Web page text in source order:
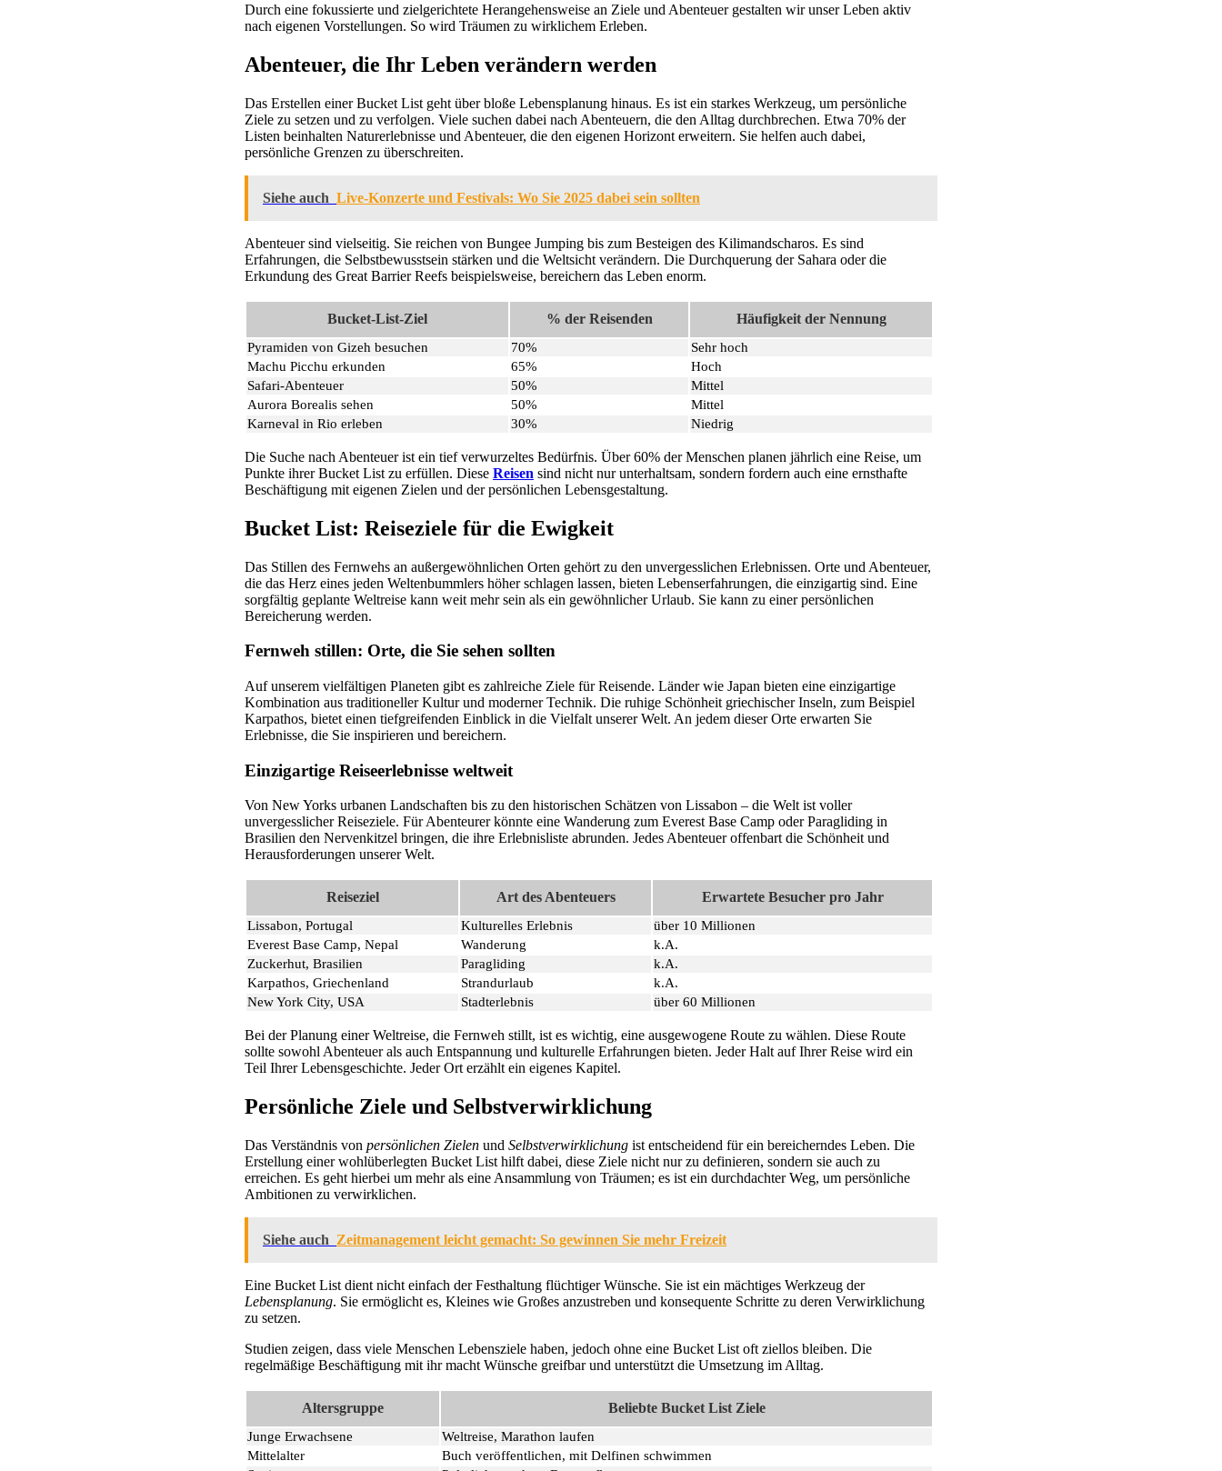
Durch eine fokussierte und zielgerichtete Herangehensweise an Ziele und Abenteuer gestalten wir unser Leben aktiv
nach eigenen Vorstellungen. So wird Träumen zu wirklichem Erleben.
Abenteuer, die Ihr Leben verändern werden
Das Erstellen einer Bucket List geht über bloße Lebensplanung hinaus. Es ist ein starkes Werkzeug, um persönliche
Ziele zu setzen und zu verfolgen. Viele suchen dabei nach Abenteuern, die den Alltag durchbrechen. Etwa 70% der
Listen beinhalten Naturerlebnisse und Abenteuer, die den eigenen Horizont erweitern. Sie helfen auch dabei,
persönliche Grenzen zu überschreiten.
Siehe auch Live-Konzerte und Festivals: Wo Sie 2025 dabei sein sollten
Abenteuer sind vielseitig. Sie reichen von Bungee Jumping bis zum Besteigen des Kilimandscharos. Es sind
Erfahrungen, die Selbstbewusstsein stärken und die Weltsicht verändern. Die Durchquerung der Sahara oder die
Erkundung des Great Barrier Reefs beispielsweise, bereichern das Leben enorm.
Bucket-List-Ziel % der Reisenden Häufigkeit der Nennung
Pyramiden von Gizeh besuchen 70%
Sehr hoch
Machu Picchu erkunden
65%
Hoch
Safari-Abenteuer
50%
Mittel
Aurora Borealis sehen
50%
Mittel
Karneval in Rio erleben
30% Niedrig
Die Suche nach Abenteuer ist ein tief verwurzeltes Bedürfnis. Über 60% der Menschen planen jährlich eine Reise, um
Punkte ihrer Bucket List zu erfüllen. Diese Reisen sind nicht nur unterhaltsam, sondern fordern auch eine ernsthafte
Beschäftigung mit eigenen Zielen und der persönlichen Lebensgestaltung.
Bucket List: Reiseziele für die Ewigkeit
Das Stillen des Fernwehs an außergewöhnlichen Orten gehört zu den unvergesslichen Erlebnissen. Orte und Abenteuer,
die das Herz eines jeden Weltenbummlers höher schlagen lassen, bieten Lebenserfahrungen, die einzigartig sind. Eine
sorgfältig geplante Weltreise kann weit mehr sein als ein gewöhnlicher Urlaub. Sie kann zu einer persönlichen
Bereicherung werden.
Fernweh stillen: Orte, die Sie sehen sollten
Auf unserem vielfältigen Planeten gibt es zahlreiche Ziele für Reisende. Länder wie Japan bieten eine einzigartige
Kombination aus traditioneller Kultur und moderner Technik. Die ruhige Schönheit griechischer Inseln, zum Beispiel
Karpathos, bietet einen tiefgreifenden Einblick in die Vielfalt unserer Welt. An jedem dieser Orte erwarten Sie
Erlebnisse, die Sie inspirieren und bereichern.
Einzigartige Reiseerlebnisse weltweit
Von New Yorks urbanen Landschaften bis zu den historischen Schätzen von Lissabon – die Welt ist voller
unvergesslicher Reiseziele. Für Abenteurer könnte eine Wanderung zum Everest Base Camp oder Paragliding in
Brasilien den Nervenkitzel bringen, die ihre Erlebnisliste abrunden. Jedes Abenteuer offenbart die Schönheit und
Herausforderungen unserer Welt.
Reiseziel Art des Abenteuers Erwartete Besucher pro Jahr
Lissabon, Portugal Kulturelles Erlebnis
über 10 Millionen
Everest Base Camp, Nepal
Wanderung
k.A.
Zuckerhut, Brasilien
Paragliding
k.A.
Karpathos, Griechenland
Strandurlaub
k.A.
New York City, USA
Stadterlebnis über 60 Millionen
Bei der Planung einer Weltreise, die Fernweh stillt, ist es wichtig, eine ausgewogene Route zu wählen. Diese Route
sollte sowohl Abenteuer als auch Entspannung und kulturelle Erfahrungen bieten. Jeder Halt auf Ihrer Reise wird ein
Teil Ihrer Lebensgeschichte. Jeder Ort erzählt ein eigenes Kapitel.
Persönliche Ziele und Selbstverwirklichung
Das Verständnis von persönlichen Zielen und Selbstverwirklichung ist entscheidend für ein bereicherndes Leben. Die
Erstellung einer wohlüberlegten Bucket List hilft dabei, diese Ziele nicht nur zu definieren, sondern sie auch zu
erreichen. Es geht hierbei um mehr als eine Ansammlung von Träumen; es ist ein durchdachter Weg, um persönliche
Ambitionen zu verwirklichen.
Siehe auch Zeitmanagement leicht gemacht: So gewinnen Sie mehr Freizeit
Eine Bucket List dient nicht einfach der Festhaltung flüchtiger Wünsche. Sie ist ein mächtiges Werkzeug der
Lebensplanung. Sie ermöglicht es, Kleines wie Großes anzustreben und konsequente Schritte zu deren Verwirklichung
zu setzen.
Studien zeigen, dass viele Menschen Lebensziele haben, jedoch ohne eine Bucket List oft ziellos bleiben. Die
regelmäßige Beschäftigung mit ihr macht Wünsche greifbar und unterstützt die Umsetzung im Alltag.
Altersgruppe Beliebte Bucket List Ziele
Junge Erwachsene
Weltreise, Marathon laufen
Mittelalter
Buch veröffentlichen, mit Delfinen schwimmen